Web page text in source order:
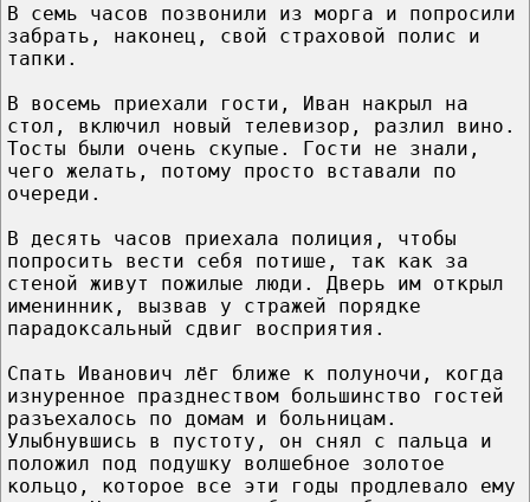
В семь часов позвонили из морга и попросили
забрать, наконец, свой страховой полис и
тапки.
В восемь приехали гости, Иван накрыл на
стол, включил новый телевизор, разлил вино.
Тосты были очень скупые. Гости не знали,
чего желать, потому просто вставали по
очереди.
В десять часов приехала полиция, чтобы
попросить вести себя потише, так как за
стеной живут пожилые люди. Дверь им открыл
именинник, вызвав у стражей порядке
парадоксальный сдвиг восприятия.
Спать Иванович лёг ближе к полуночи, когда
изнуренное празднеством большинство гостей
разъехалось по домам и больницам.
Улыбнувшись в пустоту, он снял с пальца и
положил под подушку волшебное золотое
кольцо, которое все эти годы продлевало ему